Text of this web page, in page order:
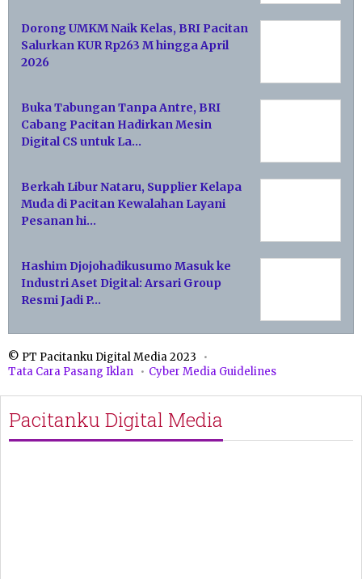
Dorong UMKM Naik Kelas, BRI Pacitan
Salurkan KUR Rp263 M hingga April
2026
Buka Tabungan Tanpa Antre, BRI
Cabang Pacitan Hadirkan Mesin
Digital CS untuk La…
Berkah Libur Nataru, Supplier Kelapa
Muda di Pacitan Kewalahan Layani
Pesanan hi…
Hashim Djojohadikusumo Masuk ke
Industri Aset Digital: Arsari Group
Resmi Jadi P…
© PT Pacitanku Digital Media 2023
Tata Cara Pasang Iklan
Cyber Media Guidelines
Pacitanku Digital Media